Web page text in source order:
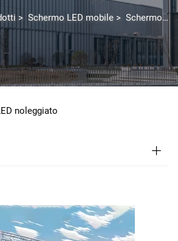
> Schermo LED mobile > Schermo a LED noleggiato
noleggiato